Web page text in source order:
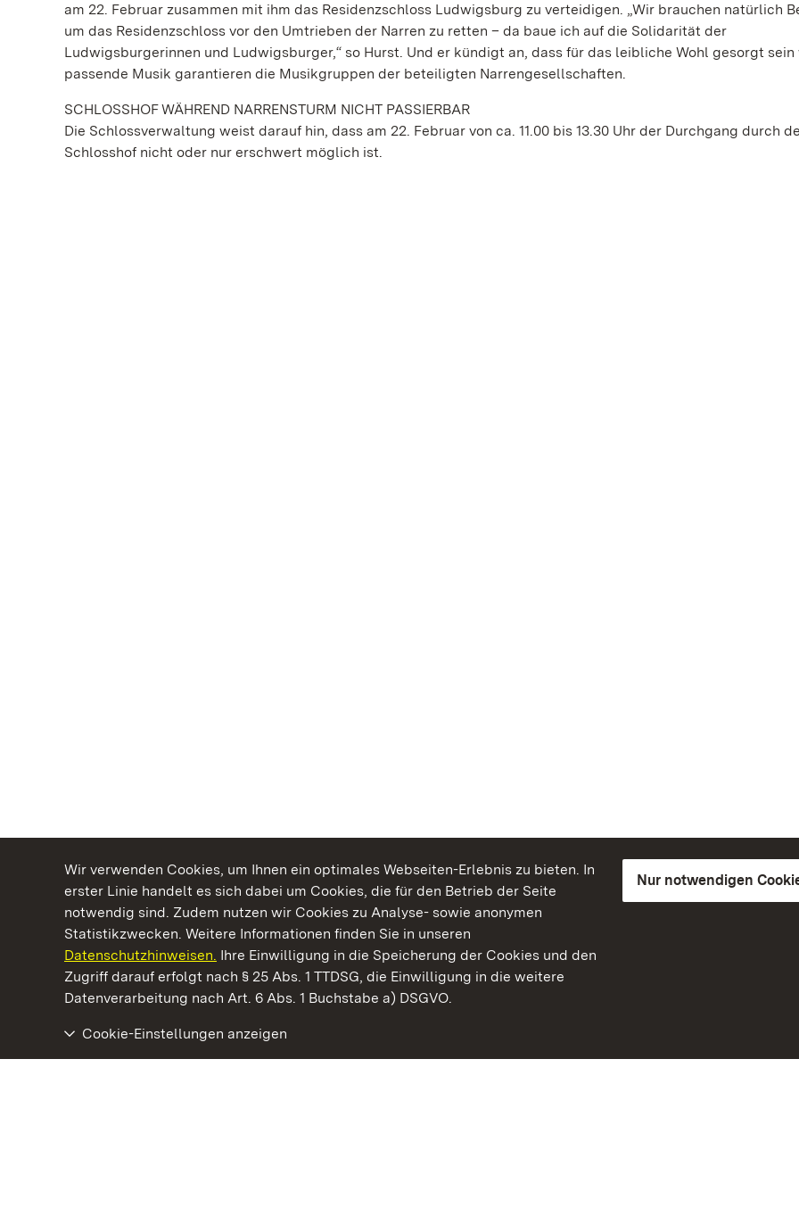
Wir verwenden Cookies, um Ihnen ein optimales Webseiten-Erlebnis zu bieten. In
erster Linie handelt es sich dabei um Cookies, die für den Betrieb der Seite
notwendig sind. Zudem nutzen wir Cookies zu Analyse- sowie anonymen
Statistikzwecken. Weitere Informationen finden Sie in unseren
Datenschutzhinweisen. Ihre Einwilligung in die Speicherung der Cookies und den
Zugriff darauf erfolgt nach § 25 Abs. 1 TTDSG, die Einwilligung in die weitere
Datenverarbeitung nach Art. 6 Abs. 1 Buchstabe a) DSGVO.
Nur notwendigen
Cookie-Einstellungen anzeigen
am 22. Februar zusammen mit ihm das Residenzschloss Ludwigsburg zu verteidigen. „Wir brauchen natürlich
um das Residenzschloss vor den Umtrieben der Narren zu retten – da baue ich auf die Solidarität der
Ludwigsburgerinnen und Ludwigsburger,“ so Hurst. Und er kündigt an, dass für das leibliche Wohl gesorgt sein
passende Musik garantieren die Musikgruppen der beteiligten Narrengesellschaften.
SCHLOSSHOF WÄHREND NARRENSTURM NICHT PASSIERBAR
Die Schlossverwaltung weist darauf hin, dass am 22. Februar von ca. 11.00 bis 13.30 Uhr der Durchgang durch
Schlosshof nicht oder nur erschwert möglich ist.
Kommen. Staunen. Genießen.